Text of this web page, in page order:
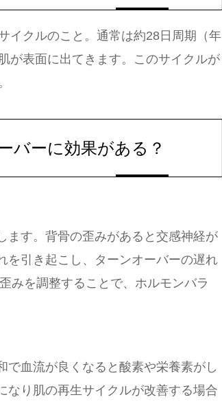
イクルのこと。通常は約28日周期（年
が表面に出てきます。このサイクルが
バーに効果がある？
ます。背骨の歪みがあると交感神経が
を引き起こし、ターンオーバーの遅れ
みを調整することで、ホルモンバラ
で血流が良くなると酸素や栄養素がし
なり肌の再生サイクルが改善する場合